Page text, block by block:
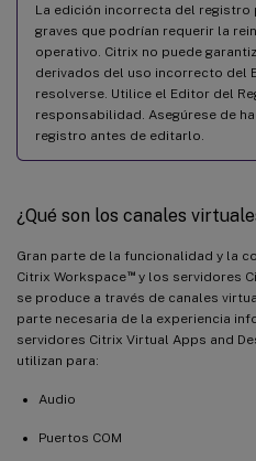
La edición incorrecta del registro
graves que podrían requerir la
operativo. Citrix no puede
derivados del uso incorrecto del
resolverse. Utilice el Editor del
responsabilidad. Asegúrese de
registro antes de editarlo.
¿Qué son los canales
Gran parte de la funcionalidad y la
Citrix Workspace™y los servidores
se produce a través de canales
parte necesaria de la experiencia
servidores Citrix Virtual Apps and
utilizan para:
Audio
Puertos COM